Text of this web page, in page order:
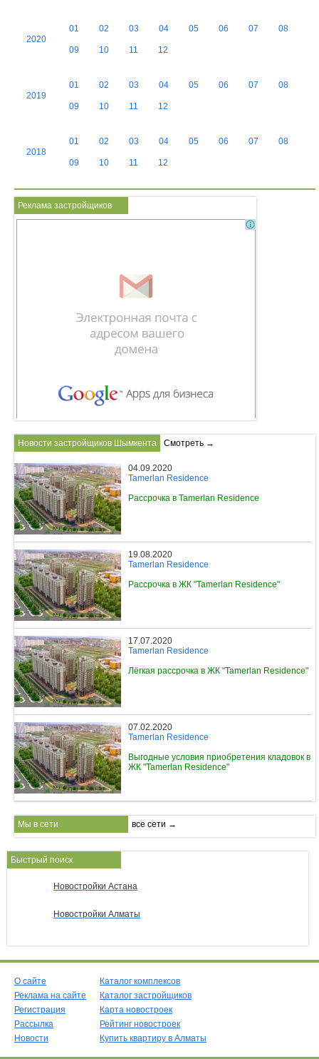
2020
01 02 03 04 05 06 07 08
09 10 11 12
2019
01 02 03 04 05 06 07 08
09 10 11 12
2018
01 02 03 04 05 06 07 08
09 10 11 12
Реклама застройщиков
Новости застройщиков Шымкента Смотреть →
04.09.2020
Tamerlan Residence
Рассрочка в Tamerlan Residence
19.08.2020
Tamerlan Residence
Рассрочка в ЖК "Tamerlan Residence"
17.07.2020
Tamerlan Residence
Лёгкая рассрочка в ЖК "Tamerlan Residence"
07.02.2020
Tamerlan Residence
Выгодные условия приобретения кладовок в
ЖК "Tamerlan Residence"
Мы в сети все сети →
Быстрый поиск
Новостройки Астана
Новостройки Алматы
О сайте
Реклама на сайте
Регистрация
Рассылка
Новости
Каталог комплексов
Каталог застройщиков
Карта новостроек
Рейтинг новостроек
Купить квартиру в Алматы